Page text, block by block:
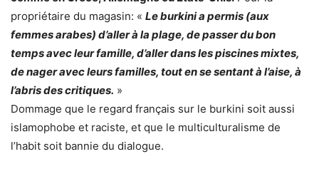
propriétaire du magasin: « Le burkini a permis (aux
femmes arabes) d’aller à la plage, de passer du bon
temps avec leur famille, d’aller dans les piscines mixtes,
de nager avec leurs familles, tout en se sentant à l’aise, à
l’abris des critiques. »
Dommage que le regard français sur le burkini soit aussi
islamophobe et raciste, et que le multiculturalisme de
l’habit soit bannie du dialogue.